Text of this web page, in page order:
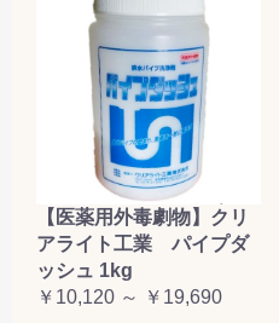
【医薬用外毒劇物】クリ
アライト工業 パイプダ
ッシュ 1kg
￥10,120 ～ ￥19,690